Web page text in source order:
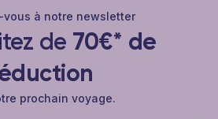
vous à notre newsletter
de 70€* de
prochain voyage.